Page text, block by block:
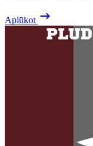
Aplūkot